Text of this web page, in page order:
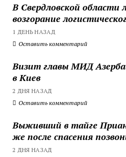
В Свердловской области
возгорание
1 ДЕНЬ НАЗАД
Оставить комментарий
Визит главы МИД
в Киев
2 ДНЯ НАЗАД
Оставить комментарий
Выживший в тайге
же после спасения
2 ДНЯ НАЗАД